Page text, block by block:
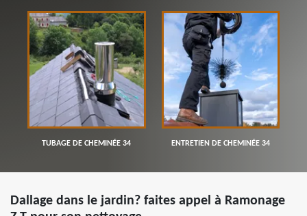
TUBAGE DE CHEMINÉE 34 ENTRETIEN DE CHEMINÉE 34
Dallage dans le jardin? faites appel à Ramonage